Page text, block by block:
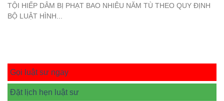
TỘI HIẾP DÂM BỊ PHẠT BAO NHIÊU NĂM TÙ THEO QUY ĐỊNH
BỘ LUẬT HÌNH...
Gọi luật sư ngay
Đặt lịch hẹn luật sư